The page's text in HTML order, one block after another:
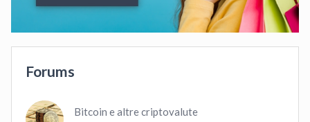
Forums
Bitcoin e altre criptovalute